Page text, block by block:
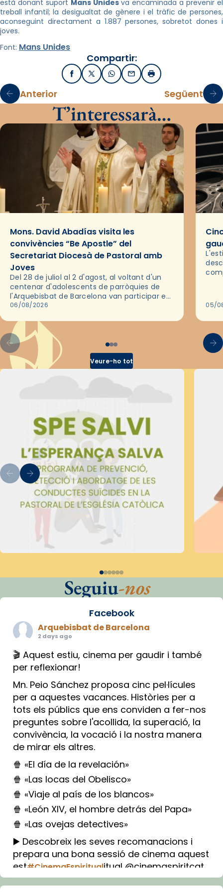
està donant suport Mans Unidesva encaminada a prevenir el
treball infantil; la desigualtat de gènere i el tràfic de persones,
aconseguint directament a 1.887 persones, sobretot dones i
joves.
Font: Mans Unides
Compartir:
FacebookX / TwitterWhatsApp
EmailImprimir
Anterior Següent
T’interessarà…
Mons. David Abadías visita les
convivències “Be Apostle” del
Secretariat Diocesà de Pastoral amb
Joves
Del 28 de juliol al 2 d'agost, al voltant d'un
centenar d'adolescents de parròquies de
l'Arquebisbat de Barcelona van participar en
les convivències Be Apostle, organitzades
06/08/2026 05/
Veure-ho tot
Seguiu-nos
Facebook
Arquebisbat de Barcelona
2 days ago
🎬 Aquest estiu, cinema per gaudir i també
per reflexionar!
Mn. Peio Sánchez proposa cinc pel·lícules
per a aquestes vacances. Històries per a
tots els públics que ens conviden a fer-nos
preguntes sobre l'acollida, la superació, la
convivència, la vocació i la nostra manera
de mirar els altres.
🍿 «El día de la revelación»
🍿 «Las locas del Obelisco»
🍿 «Viaje al país de los blancos»
🍿 «León XIV, el hombre detrás del Papa»
🍿 «Las ovejas detectives»
▶️ Descobreix les seves recomanacions i
prepara una bona sessió de cinema aquest
est#CinemaEspiritualitual @cinemaspiritcat
Imatge: Generada amb IA (OpenAI)